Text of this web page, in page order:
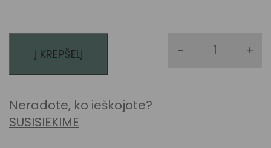
produkto
- +
Į KREPŠELĮ
Neradote, ko ieškojote?
SUSISIEKIME